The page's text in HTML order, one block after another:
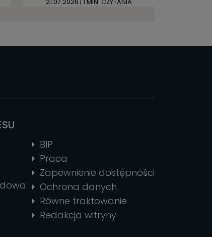
21.07.2026 | 1 MIN. CZYTANIA
BIP
Praca
Zapewnienie dostępności
Ochrona danych
Równe traktowanie
Redakcja witryny